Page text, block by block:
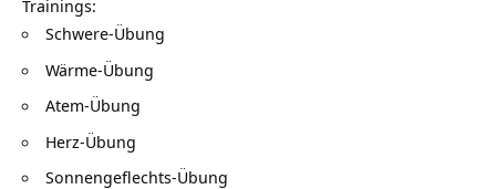
Trainings:
Schwere-Übung
Wärme-Übung
Atem-Übung
Herz-Übung
Sonnengeflechts-Übung